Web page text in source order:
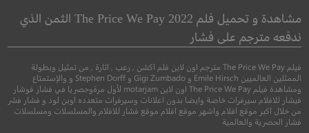
في عينيك المنجم التاسع
مشاهدة و تحميل فلم The Price We Pay 2022 الثمن الذي
ندفعه مترجم على فشار
فيلم The Price We Pay مترجم اون لاين فلم اكشن , رعب , اثارة , من تمثيل وبطولة
الممثلين العالميين Emile Hirsch و Gigi Zumbado و Stephen Dorff و والإستمتاع
ومشاهدة فيلم The Price We Pay اون لاين motarjam لأول مرةوحصريا في فشار فوشار
فيشار للافلام سيرفرات خاصة وايضا بدون اعلانات وسيرفرات متعدده اوبن لود و فشار فشر
من خلال اكبر موقع افلام واشهر موقع افلام موقع فشار للافلام والمسلسلات ومسلسلات
فشار الحصرية والعالمية